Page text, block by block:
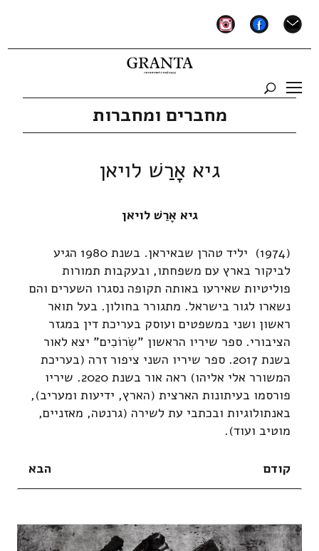
mail
facebook
instagram
מחברים ומחברות
גיא אָרַשׁ לויאן
גיא אָרַשׁ לויאן
(1974) יליד טהרן שבאיראן. בשנת 1980 הגיע
לביקור בארץ עם משפחתו, ובעקבות תמורות
פוליטיות שאירעו באותה תקופה נסגרו השערים והם
נשארו לגור בישראל. מתגורר בחולון. בעל תואר
ראשון ושני במשפטים ועוסק בעריכת דין במגזר
הציבורי. ספר שיריו הראשון "שְֹרוֹכִים" יצא לאור
בשנת 2017. ספר שיריו השני ציפור זרה (בעריכת
המשורר אלי אליהו) ראה אור בשנת 2020. שיריו
פורסמו בעיתונות הארצית (הארץ, ידיעות ומעריב),
באנתולוגיות ובכתבי עת לשירה (גרנטה, מאזניים,
מוטיב ועוד).
קודם הבא